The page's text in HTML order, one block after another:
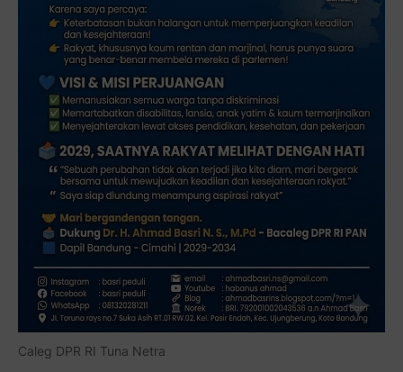
Caleg DPR RI Tuna Netra